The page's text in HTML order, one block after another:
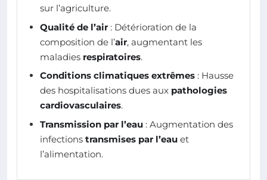
sur l’agriculture.
Qualité de l’air : Détérioration de la
composition de l’air, augmentant les
maladies respiratoires.
Conditions climatiques extrêmes : Hausse
des hospitalisations dues aux pathologies
cardiovasculaires.
Transmission par l’eau : Augmentation des
infections transmises par l’eau et
l’alimentation.